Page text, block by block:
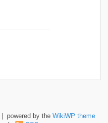
| powered by the WikiWP theme